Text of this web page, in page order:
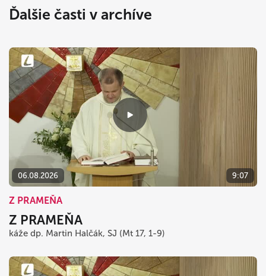
Ďalšie časti v archíve
06.08.2026 9:07
Z PRAMEŇA
Z PRAMEŇA
káže dp. Martin Halčák, SJ (Mt 17, 1-9)